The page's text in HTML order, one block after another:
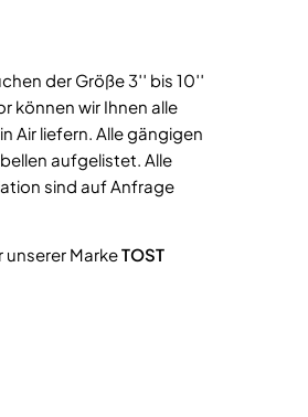
der Größe 3′′ bis 10′′
können wir Ihnen alle
Air liefern. Alle gängigen
aufgelistet. Alle
sind auf Anfrage
unserer MarkeTOST